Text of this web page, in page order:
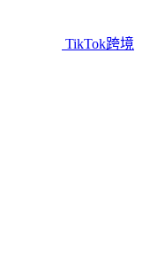
TikTok跨境